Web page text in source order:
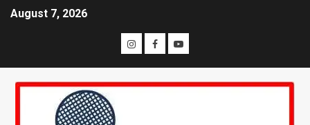
August 7, 2026